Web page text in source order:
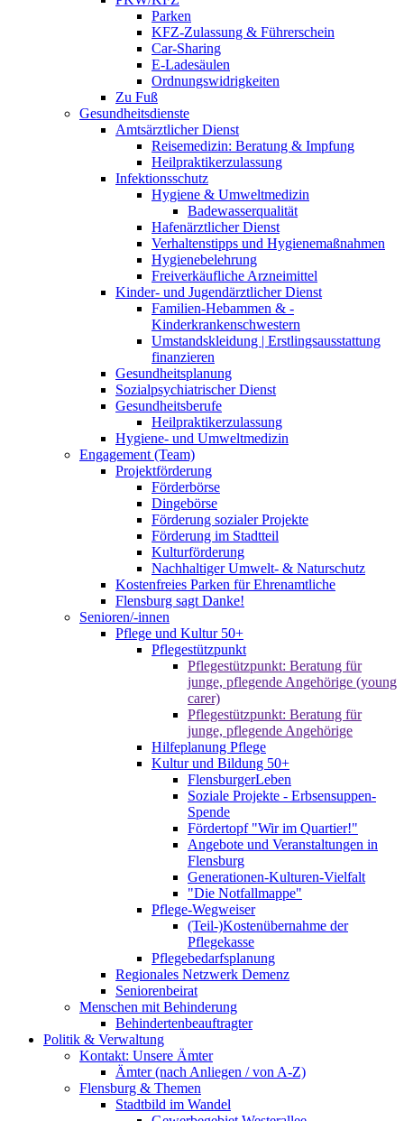
Parken
KFZ-Zulassung & Führerschein
Car-Sharing
E-Ladesäulen
Ordnungswidrigkeiten
Zu Fuß
Gesundheitsdienste
Amtsärztlicher Dienst
Reisemedizin: Beratung & Impfung
Heilpraktikerzulassung
Infektionsschutz
Hygiene & Umweltmedizin
Badewasserqualität
Hafenärztlicher Dienst
Verhaltenstipps und Hygienemaßnahmen
Hygienebelehrung
Freiverkäufliche Arzneimittel
Kinder- und Jugendärztlicher Dienst
Familien-Hebammen & -
Kinderkrankenschwestern
Umstandskleidung | Erstlingsausstattung
finanzieren
Gesundheitsplanung
Sozialpsychiatrischer Dienst
Gesundheitsberufe
Heilpraktikerzulassung
Hygiene- und Umweltmedizin
Engagement (Team)
Projektförderung
Förderbörse
Dingebörse
Förderung sozialer Projekte
Förderung im Stadtteil
Kulturförderung
Nachhaltiger Umwelt- & Naturschutz
Kostenfreies Parken für Ehrenamtliche
Flensburg sagt Danke!
Senioren/-innen
Pflege und Kultur 50+
Pflegestützpunkt
Pflegestützpunkt: Beratung für
junge, pflegende Angehörige (young
carer)
Pflegestützpunkt: Beratung für
junge, pflegende Angehörige
Hilfeplanung Pflege
Kultur und Bildung 50+
FlensburgerLeben
Soziale Projekte - Erbsensuppen-
Spende
Fördertopf "Wir im Quartier!"
Angebote und Veranstaltungen in
Flensburg
Generationen-Kulturen-Vielfalt
"Die Notfallmappe"
Pflege-Wegweiser
(Teil-)Kostenübernahme der
Pflegekasse
Pflegebedarfsplanung
Regionales Netzwerk Demenz
Seniorenbeirat
Menschen mit Behinderung
Behindertenbeauftragter
Politik & Verwaltung
Kontakt: Unsere Ämter
Ämter (nach Anliegen / von A-Z)
Flensburg & Themen
Stadtbild im Wandel